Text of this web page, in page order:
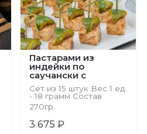
Пастарами из
индейки по
саучански с
огурцом
Сет из 15 штук Вес 1 ед.
- 18 грамм Состав
Индейка, масло
растительное, перец
молотый, хлопья чили,
кунжут белый, битые
270гр.
3 675 ₽